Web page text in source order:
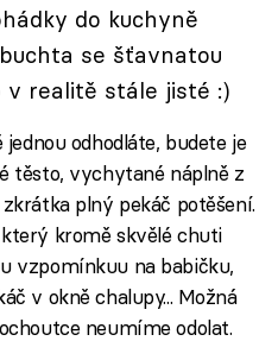
do kuchyně
se šťavnatou
v realitě stále jisté :)
odhodláte, budete je
těsto, vychytané náplně z
plný pekáč potěšení.
kromě skvělé chuti
vzpomínkuu na babičku,
v okně chalupy... Možná
neumíme odolat.